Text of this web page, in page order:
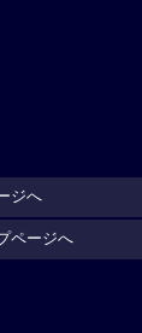
ジへ
ページへ